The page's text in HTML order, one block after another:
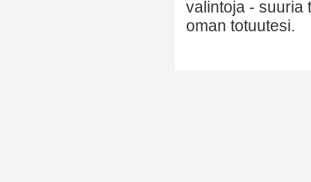
valintoja - suuria
oman totuutesi.